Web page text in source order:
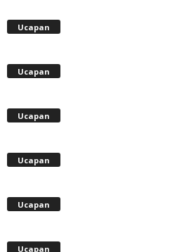
Ucapan
Ucapan
Ucapan
Ucapan
Ucapan
Ucapan